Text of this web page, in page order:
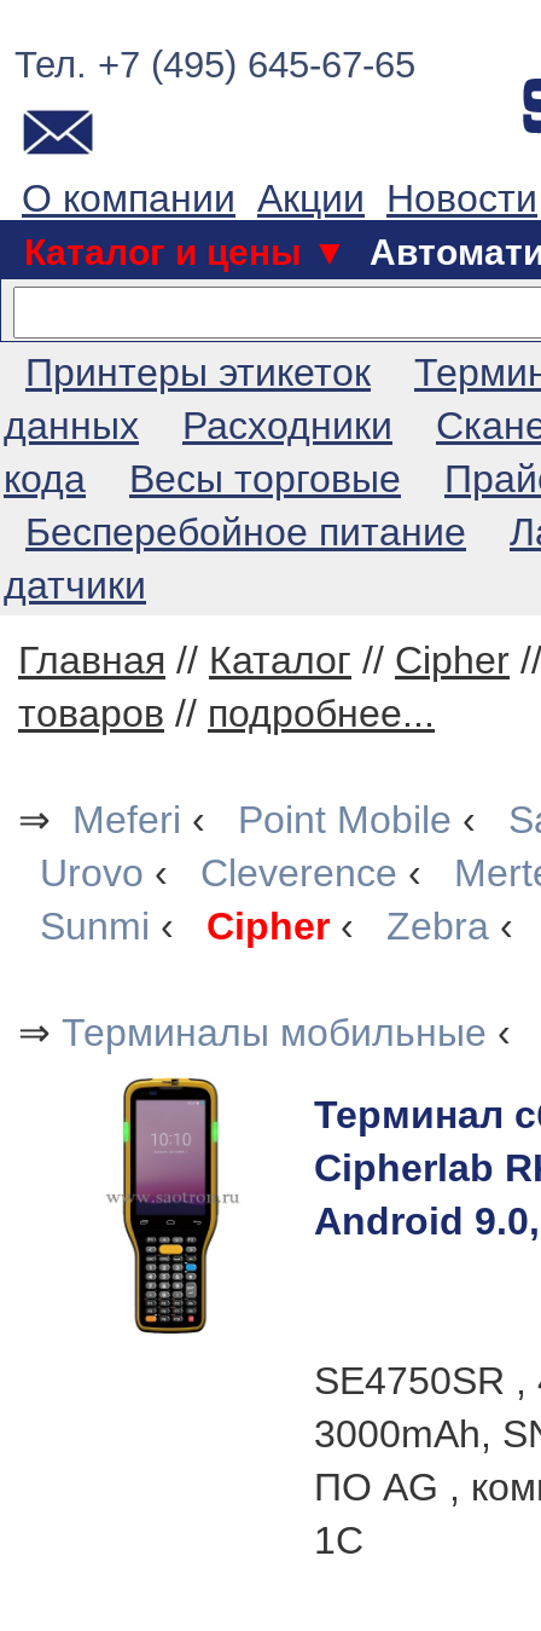
Тел. +7 (495) 645-67-65
О компании Акции Новости
Каталог и цены ▼
Принтеры этикеток
данных
Расходники
кода
Весы торговые
Бесперебойное питание
датчики
Главная // Каталог // Cipher
товаров // подробнее...
⇒ Meferi ‹ Point Mobile ‹
Urovo ‹ Cleverence ‹
Sunmi ‹ Cipher ‹ Zebra ‹
⇒ Терминалы мобильные ‹
Терминал
Cipherlab
Android
SE4750SR ,
3000mAh,
ПО AG ,
1С